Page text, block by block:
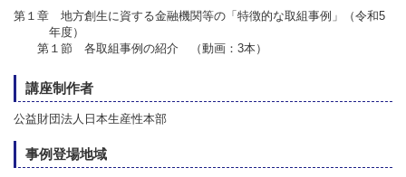
第１章 地方創生に資する金融機関等の「特徴的な取組事例」（令和5
年度）
第１節 各取組事例の紹介 （動画：3本）
講座制作者
公益財団法人日本生産性本部
事例登場地域